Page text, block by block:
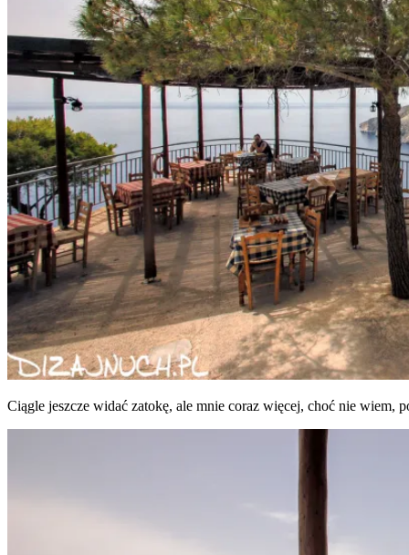
Cią­gle jesz­cze widać zato­kę, ale mnie coraz wię­cej, choć nie wiem,